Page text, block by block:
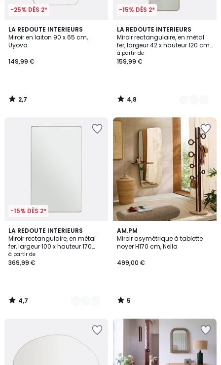
-25% DÈS 2*
LA REDOUTE INTERIEURS
Miroir en laiton 90 x 65 cm,
Uyova
149,99 €
2,7
/ 5
2,7
/
-15% DÈS 2*
LA REDOUTE INTERIEURS
Miroir rectangulaire, en métal
fer, largeur 42 x hauteur 120 cm,
IODUS
à partir de
159,99 €
4,8
/ 5
2
Couleurs
4,8
/
-15% DÈS 2*
LA REDOUTE INTERIEURS
Miroir rectangulaire, en métal
fer, largeur 100 x hauteur 170
cm, IODUS
à partir de
369,99 €
4,7
/ 5
2
Couleurs
4,7
/
AM.PM
Miroir asymétrique à tablette
noyer H170 cm, Nella
499,00 €
5
/
5
5
/